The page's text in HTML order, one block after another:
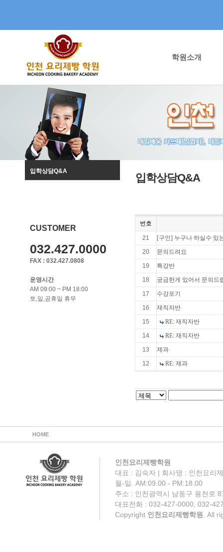
학원소개
입학상담Q&A
CUSTOMER
032.427.0000
FAX : 032.427.0808
운영시간
AM 09:00 ~ PM 18:00
토,일,공휴일 휴무
입학상담Q&A
번호
21
[구인] 누구나 하실수 있
20
문의드려요
19
특강반
18
궁금한게 있어서 문의드
17
수강포기
16
재직자반
15
RE: 재직자반
14
RE: 재직자반
13
제과
12
RE: 제과
HOME
인천요리제빵학원
대표 : 김숙자 | 회사명 : 인천요리
월-일. AM:09.00 - PM:18.00
주소 : 인천광역시 남동구 용천로
대표전화 : 032-427-0000, 032-
Copyright 인천요리제빵학원 . All